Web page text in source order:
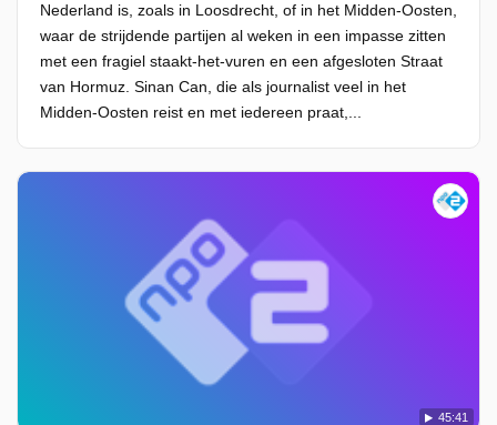
Nederland is, zoals in Loosdrecht, of in het Midden-Oosten,
waar de strijdende partijen al weken in een impasse zitten
met een fragiel staakt-het-vuren en een afgesloten Straat
van Hormuz. Sinan Can, die als journalist veel in het
Midden-Oosten reist en met iedereen praat,...
45:41